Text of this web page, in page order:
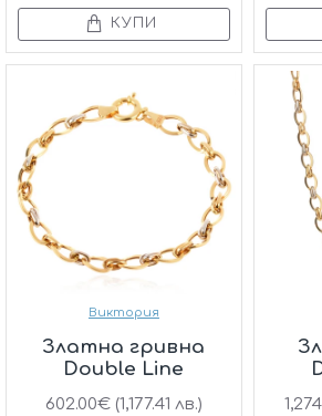
КУПИ
Виктория
Златна гривна
Double Line
602.00€ (1,177.41 лв.)